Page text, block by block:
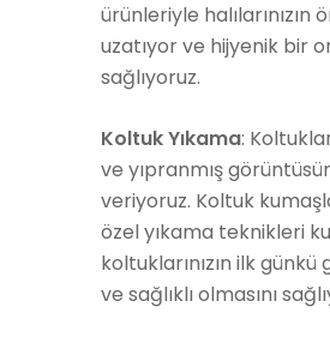
ürünleriyle halılarınızın
uzatıyor ve hijyenik bir
sağlıyoruz.
Koltuk Yıkama:
ve yıpranmış
veriyoruz. Koltuk
özel yıkama teknikleri
koltuklarınızın ilk günkü
ve sağlıklı olmasını